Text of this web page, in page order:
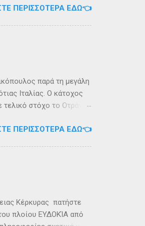
περίπου 6 τ.χλμ.
του πολέμου ανάμεσα
ΠΕΡΙΣΣΌΤΕΡΑ ΕΔΏ👈
παρά τη μεγάλη
Ιταλίας. Ο κάτοχος
στόχο το Οτράντο
και οι συνθήκες
Ακολουθήστε μας στο
ΠΕΡΙΣΣΌΤΕΡΑ ΕΔΏ👈
Κέρκυρας πατήστε
πλοίου ΕΥΔΟΚΊΑ από